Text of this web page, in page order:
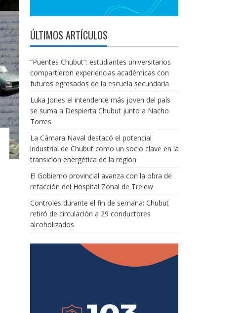
ÚLTIMOS ARTÍCULOS
“Puentes Chubut”: estudiantes universitarios
compartieron experiencias académicas con
futuros egresados de la escuela secundaria
Luka Jones el intendente más joven del país
se suma a Despierta Chubut junto a Nacho
Torres
La Cámara Naval destacó el potencial
industrial de Chubut como un socio clave en la
transición energética de la región
El Gobierno provincial avanza con la obra de
refacción del Hospital Zonal de Trelew
Controles durante el fin de semana: Chubut
retiró de circulación a 29 conductores
alcoholizados